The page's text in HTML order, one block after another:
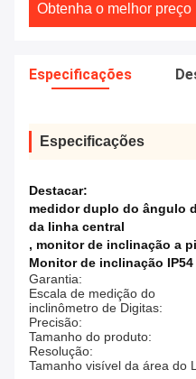
Obtenha o melhor preço
Especificações
Especificações
Destacar:
medidor duplo do ângulo
da linha central
, monitor de inclinação a
Monitor de inclinação IP54
Garantia:
Escala de medição do
inclinômetro de Digitas:
Precisão:
Tamanho do produto:
Resolução:
Tamanho visível da área do